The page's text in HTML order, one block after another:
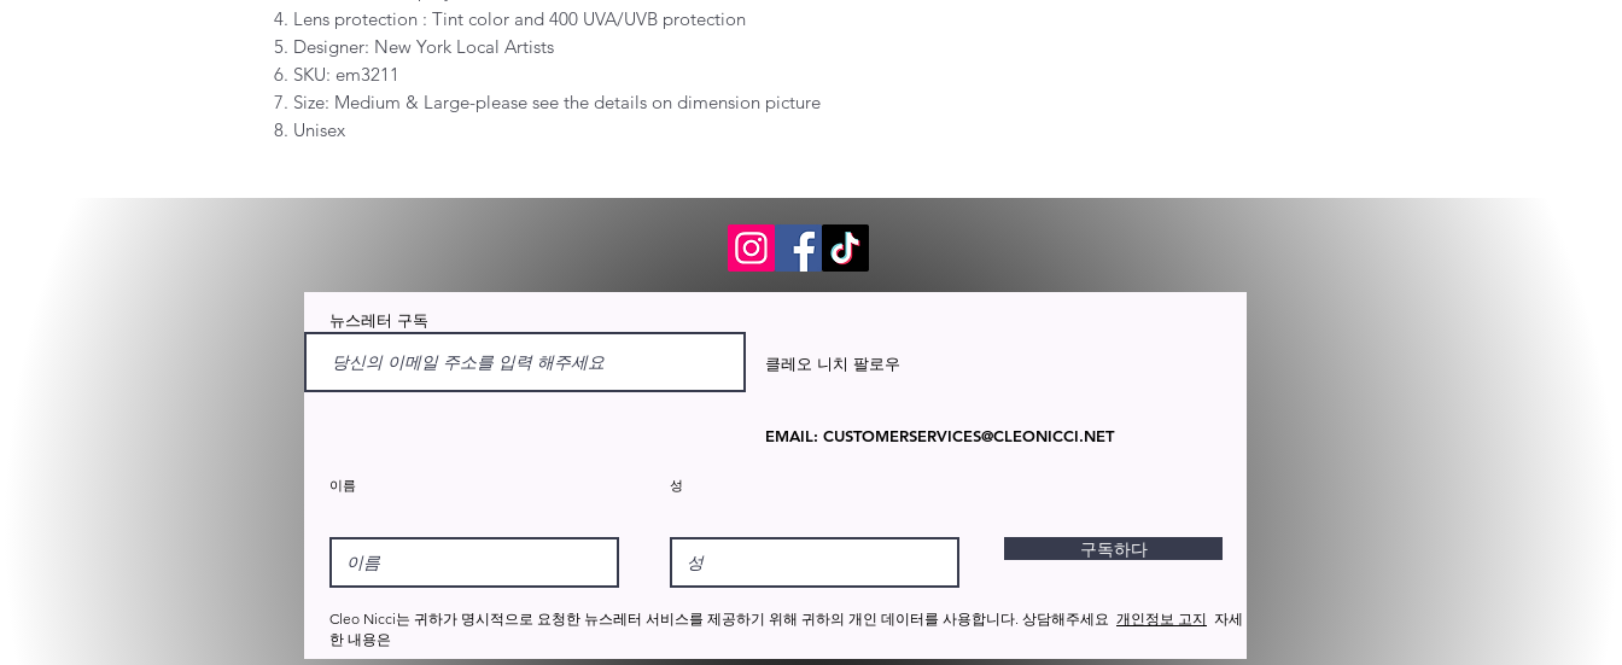
4. Lens protection : Tint color and 400 UVA/UVB protection
5. Designer: New York Local Artists
6. SKU: em3211
7. Size: Medium & Large-please see the details on dimension picture
8. Unisex
뉴스레터 구독
클레오 니치 팔로우
EMAIL: CUSTOMERSERVICES@CLEONICCI.NET
이름 성
구독하다
Cleo Nicci는 귀하가 명시적으로 요청한 뉴스레터 서비스를 제공하기 위해 귀하의 개인 데이터를 사용합니다. 상담해주세요 개인정보 고지 자세
한 내용은